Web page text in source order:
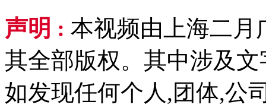
声明 : 本视频由上海二月
其全部版权。其中涉及
如发现任何个人,团体,公